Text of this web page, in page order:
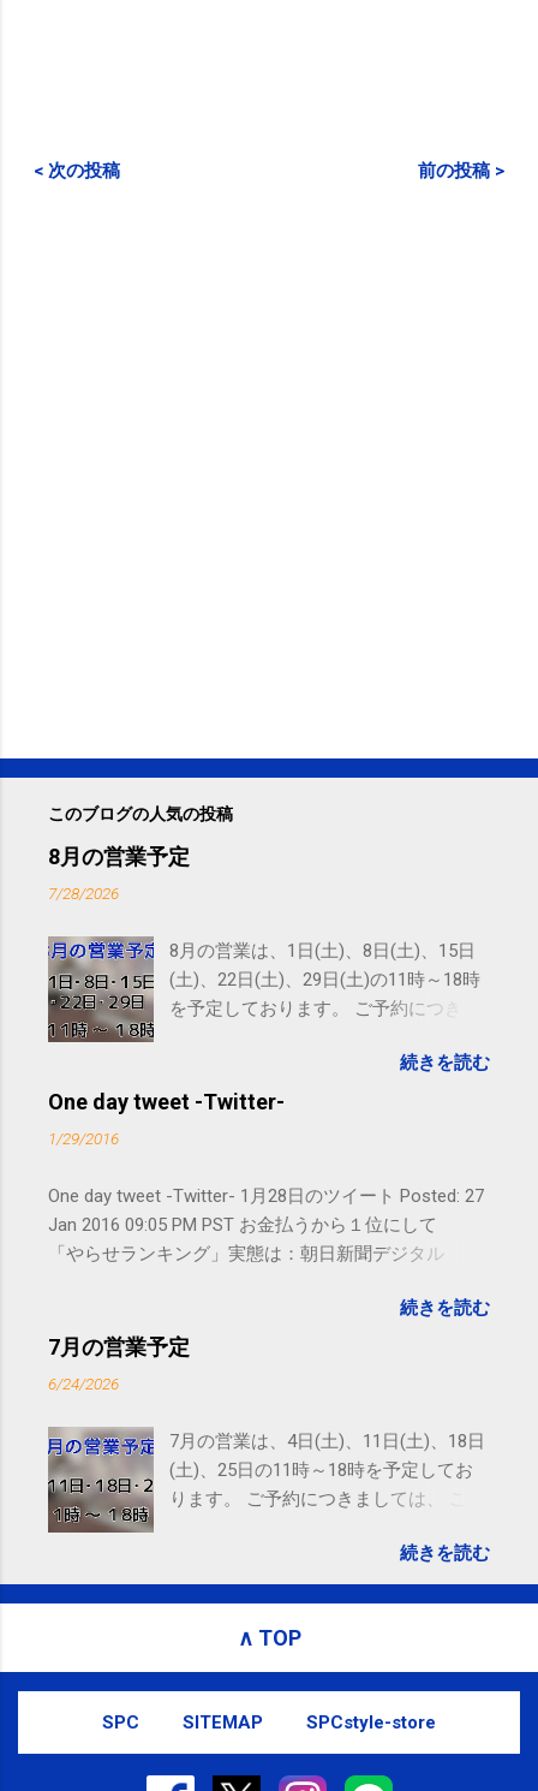
< 次の投稿 前の投稿 >
このブログの人気の投稿
8月の営業予定
7/28/2026
8月の営業は、1日(土)、8日(土)、15日
(土)、22日(土)、29日(土)の11時～18時
を予定しております。 ご予約につきま
す。 電話に出られないことがあります
ので、ご予約、お問い合わせは
続きを読む
One day tweet -Twitter-
1/29/2016
One day tweet -Twitter- 1月28日のツイート Posted: 27
Jan 2016 09:05 PM PST お金払うから１位にして
「やらせランキング」実態は：朝日新聞デジタル
to email updates from サクマフィジカルコンディショ
ニング(@SPCstyle) - Twilog . To stop receiving these
powered by Google Google Inc., 1600 Amphitheatre
Parkway, Mountain View, CA 94043, United States
続きを読む
7月の営業予定
6/24/2026
7月の営業は、4日(土)、11日(土)、18日
(土)、25日の11時～18時を予定してお
ります。 ご予約につきましては、 こち
れないことがありますので、ご予約、
お問い合わせはSMS（ショートメッセ
続きを読む
∧ TOP
SPC SITEMAP SPCstyle-store